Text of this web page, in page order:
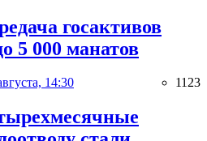
госактивов
5 000 манатов
14:30 1123